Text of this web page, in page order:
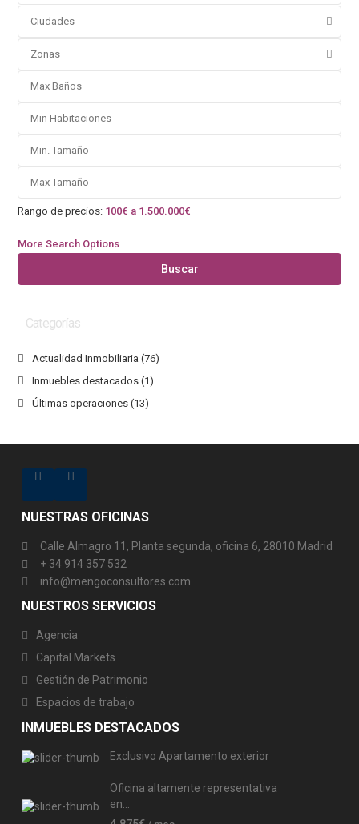
Ciudades
Zonas
Rango de precios: 100€ a 1.500.000€
More Search Options
Buscar
Categorías
Actualidad Inmobiliaria (76)
Inmuebles destacados (1)
Últimas operaciones (13)
NUESTRAS OFICINAS
Calle Almagro 11, Planta segunda, oficina 6, 28010 Madrid
+ 34 914 357 532
info@mengoconsultores.com
NUESTROS SERVICIOS
Agencia
Capital Markets
Gestión de Patrimonio
Espacios de trabajo
INMUEBLES DESTACADOS
Exclusivo Apartamento exterior
Oficina altamente representativa
en...